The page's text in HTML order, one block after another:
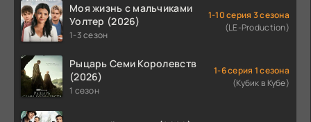
Моя жизнь с мальчиками
Уолтер (2026)
1-3 сезон
1-10 серия 3 сезона
(LE-Production)
Рыцарь Семи Королевств
(2026)
1 сезон
1-6 серия 1 сезона
(Кубик в Кубе)